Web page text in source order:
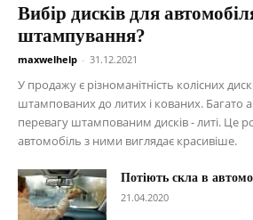
Вибір дисків для
штампування?
maxwelhelp - 31.12.2021
У продажу є різноманітність колісних
штампованих до литих і кованих. Багато
перевагу штампованим дисків - литі. Це
автомобіль з ними виглядає красивіше.
Потіють скла в
21.04.2020